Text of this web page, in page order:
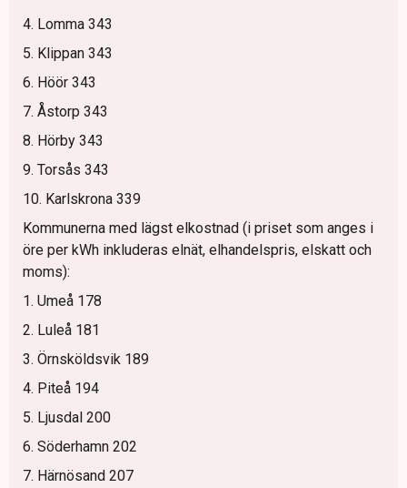
4. Lomma 343
5. Klippan 343
6. Höör 343
7. Åstorp 343
8. Hörby 343
9. Torsås 343
10. Karlskrona 339
Kommunerna med lägst elkostnad (i priset som anges i
öre per kWh inkluderas elnät, elhandelspris, elskatt och
moms):
1. Umeå 178
2. Luleå 181
3. Örnsköldsvik 189
4. Piteå 194
5. Ljusdal 200
6. Söderhamn 202
7. Härnösand 207